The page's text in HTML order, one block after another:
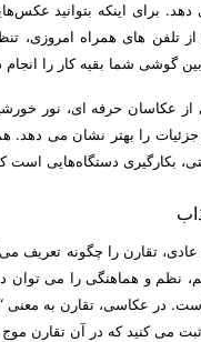
برای اینکه بتوانید
از تلفن های همراه امروزی،
گوشی شما بقیه کار را انجام
از عکاسان حرفه ای، نور
را بهتر نشان می دهد.
بکارگیری دستگاه‌هایی است
تقارن را چگونه تعریف
نظم و هماهنگی را می توان
در عکاسی، تقارن به معنی
می کنید که در آن تقارن موج